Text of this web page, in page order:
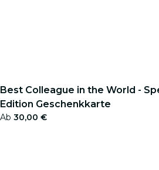
Best Colleague in the World -
Edition Geschenkkarte
Ab 30,00 €